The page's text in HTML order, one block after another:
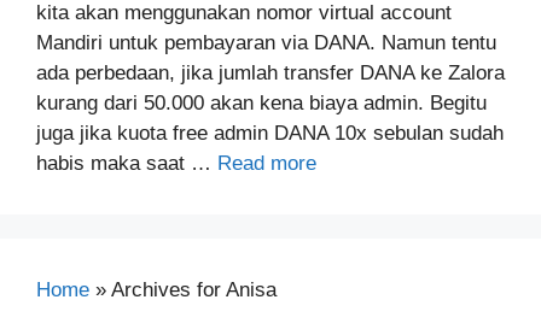
kita akan menggunakan nomor virtual account
Mandiri untuk pembayaran via DANA. Namun tentu
ada perbedaan, jika jumlah transfer DANA ke Zalora
kurang dari 50.000 akan kena biaya admin. Begitu
juga jika kuota free admin DANA 10x sebulan sudah
habis maka saat … Read more
Home » Archives for Anisa